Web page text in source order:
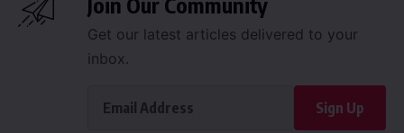
Get our latest articles delivered to your
inbox.
Sign Up